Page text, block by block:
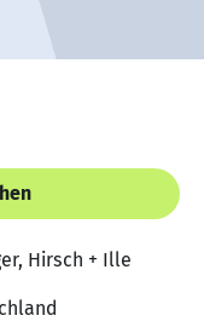
Hirsch + Ille